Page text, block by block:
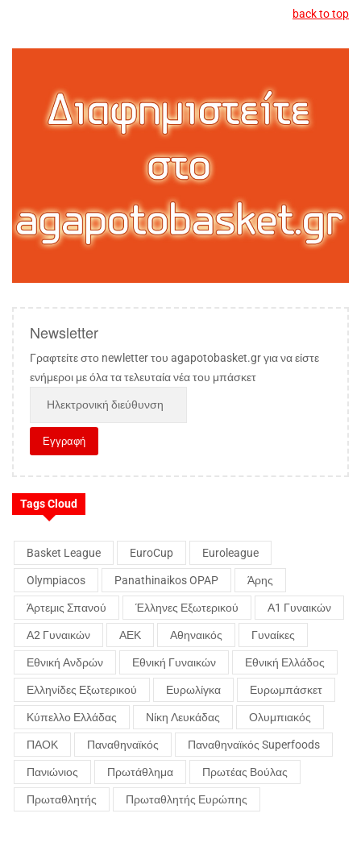
back to top
Newsletter
Γραφτείτε στο newletter του agapotobasket.gr για να είστε
ενήμεροι με όλα τα τελευταία νέα του μπάσκετ
Tags Cloud
Basket League EuroCup Euroleague
Olympiacos Panathinaikos OPAP Άρης
Άρτεμις Σπανού Έλληνες Εξωτερικού Α1 Γυναικών
Α2 Γυναικών ΑΕΚ Αθηναικός Γυναίκες
Εθνική Ανδρών Εθνική Γυναικών Εθνική Ελλάδος
Ελληνίδες Εξωτερικού Ευρωλίγκα Ευρωμπάσκετ
Κύπελλο Ελλάδας Νίκη Λευκάδας Ολυμπιακός
ΠΑΟΚ Παναθηναϊκός Παναθηναϊκός Superfoods
Πανιώνιος Πρωτάθλημα Πρωτέας Βούλας
Πρωταθλητής Πρωταθλητής Ευρώπης